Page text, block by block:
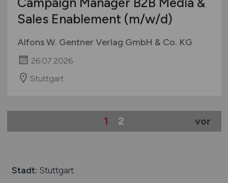
Sales Enablement (m/w/d)
Alfons W. Gentner Verlag GmbH & Co. KG
26.07.2026
Stuttgart
1 2 vor
Stadt: Stuttgart